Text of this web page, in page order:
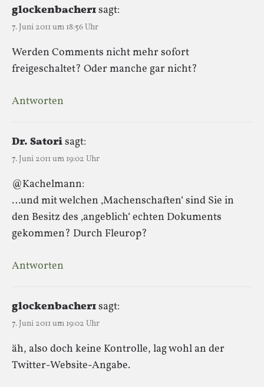
glockenbacher1sagt:
7. Juni 2011 um 18:56 Uhr
Werden Comments nicht mehr sofort
freigeschaltet? Oder manche gar nicht?
Antworten
Dr. Satorisagt:
7. Juni 2011 um 19:02 Uhr
@Kachelmann:
…und mit welchen ‚Machenschaften‘ sind Sie in
den Besitz des ‚angeblich‘ echten Dokuments
gekommen? Durch Fleurop?
Antworten
glockenbacher1sagt:
7. Juni 2011 um 19:02 Uhr
äh, also doch keine Kontrolle, lag wohl an der
Twitter-Website-Angabe.